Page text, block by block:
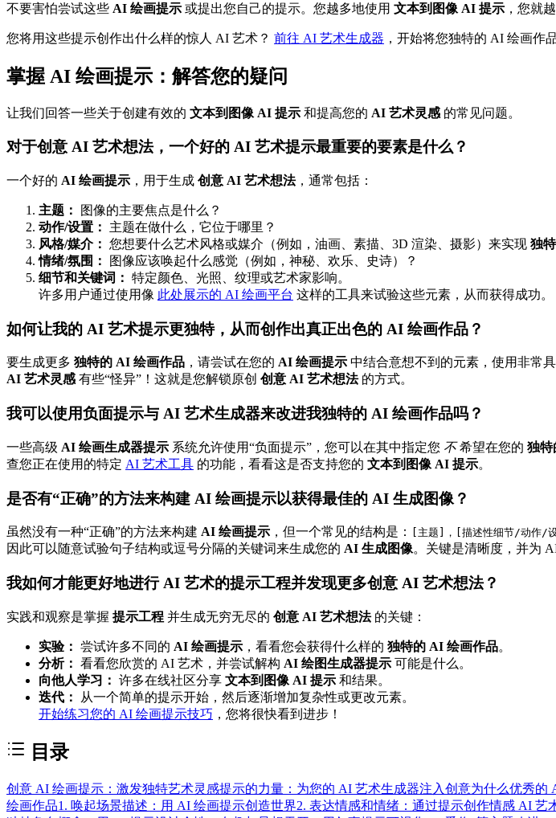
不要害怕尝试这些 AI 绘画提示 或提出您自己的提示。您越多地使用 文本到图像 AI 提示 ，您就
您将用这些提示创作出什么样的惊人 AI 艺术？ 前往 AI 艺术生成器 ，开始将您独特的 AI 绘画作
掌握 AI 绘画提示：解答您的疑问
让我们回答一些关于创建有效的 文本到图像 AI 提示 和提高您的 AI 艺术灵感 的常见问题。
对于创意 AI 艺术想法，一个好的 AI 艺术提示最重要的要素是什么？
一个好的 AI 绘画提示 ，用于生成 创意 AI 艺术想法，通常包括：
主题：
图像的主要焦点是什么？
动作/设置：
主题在做什么，它位于哪里？
风格/媒介： 您想要什么艺术风格或媒介（例如，油画、素描、3D 渲染、摄影）来实现 独
情绪/氛围：
图像应该唤起什么感觉（例如，神秘、欢乐、史诗）？
细节和关键词： 特定颜色、光照、纹理或艺术家影响。
许多用户通过使用像 此处展示的 AI 绘画平台 这样的工具来试验这些元素，从而获得成功。
如何让我的 AI 艺术提示更独特，从而创作出真正出色的 AI 绘画作品？
要生成更多 独特的 AI 绘画作品 ，请尝试在您的 AI 绘画提示 中结合意想不到的元素，使用非常
AI 艺术灵感有些“怪异”！这就是您解锁原创 创意 AI 艺术想法的方式。
我可以使用负面提示与 AI 艺术生成器来改进我独特的 AI 绘画作品吗？
一些高级 AI 绘画生成器提示 系统允许使用“负面提示”，您可以在其中指定您 不希望在您的 独特
查您正在使用的特定 AI 艺术工具 的功能，看看这是否支持您的 文本到图像 AI 提示。
是否有“正确”的方法来构建 AI 绘画提示以获得最佳的 AI 生成图像？
虽然没有一种“正确”的方法来构建 AI 绘画提示 ，但一个常见的结构是： [主题]，[描述性细节/动作/
因此可以随意试验句子结构或逗号分隔的关键词来生成您的 AI 生成图像。关键是清晰度，并为
我如何才能更好地进行 AI 艺术的提示工程并发现更多创意 AI 艺术想法？
实践和观察是掌握 提示工程 并生成无穷无尽的 创意 AI 艺术想法的关键：
实验： 尝试许多不同的 AI 绘画提示 ，看看您会获得什么样的 独特的 AI 绘画作品。
分析： 看看您欣赏的 AI 艺术，并尝试解构 AI 绘图生成器提示 可能是什么。
向他人学习： 许多在线社区分享 文本到图像 AI 提示 和结果。
迭代：
从一个简单的提示开始，然后逐渐增加复杂性或更改元素。
开始练习您的 AI 绘画提示技巧 ，您将很快看到进步！
目录
创意 AI 绘画提示：激发独特艺术灵感提示的力量：为您的 AI 艺术生成器注入创意为什么优秀的
绘画作品1. 唤起场景描述：用 AI 绘画提示创造世界2. 表达情感和情绪：通过提示创作情感 AI 艺